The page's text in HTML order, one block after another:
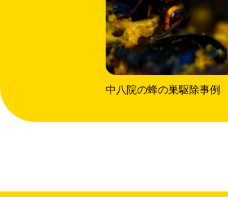
中八院の蜂の巣駆除事例